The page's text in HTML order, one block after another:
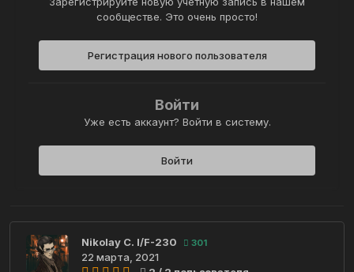
сообществе. Это очень просто!
Регистрация нового пользователя
Войти
Уже есть аккаунт? Войти в систему.
Войти
Nikolay C. I/F-230 301
22 марта, 2021